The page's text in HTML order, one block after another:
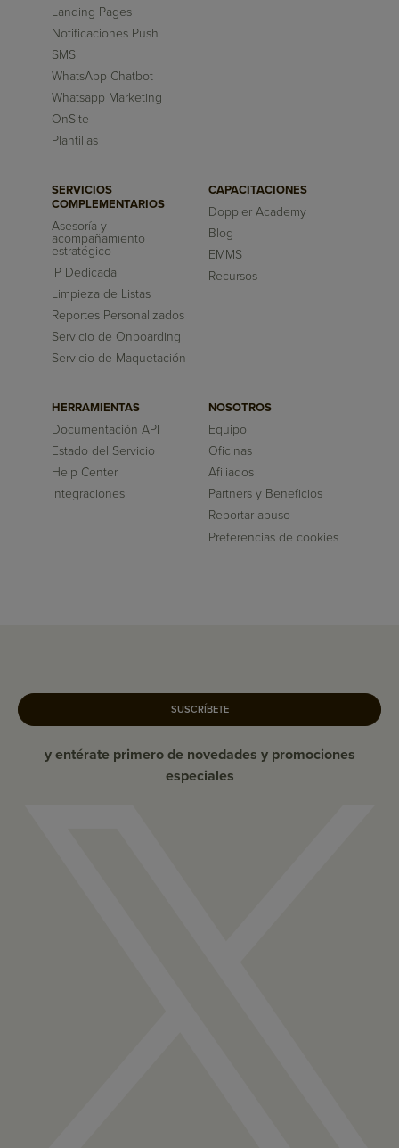
Landing Pages
Notificaciones Push
SMS
WhatsApp Chatbot
Whatsapp Marketing
OnSite
Plantillas
SERVICIOS
COMPLEMENTARIOS
Asesoría y
acompañamiento
estratégico
IP Dedicada
Limpieza de Listas
Reportes Personalizados
Servicio de Onboarding
Servicio de Maquetación
CAPACITACIONES
Doppler Academy
Blog
EMMS
Recursos
HERRAMIENTAS
Documentación API
Estado del Servicio
Help Center
Integraciones
NOSOTROS
Equipo
Oficinas
Afiliados
Partners y Beneficios
Reportar abuso
Preferencias de cookies
SUSCRÍBETE
y entérate primero de novedades y promociones
especiales